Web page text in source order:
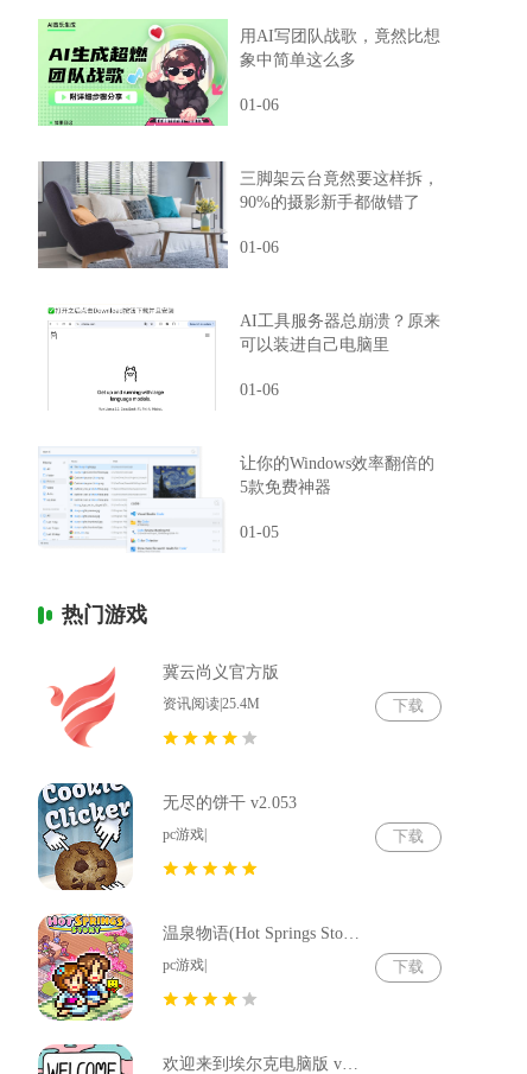
用AI写团队战歌，竟然比想
象中简单这么多
01-06
三脚架云台竟然要这样拆，
90%的摄影新手都做错了
01-06
AI工具服务器总崩溃？原来
可以装进自己电脑里
01-06
让你的Windows效率翻倍的
5款免费神器
01-05
热门游戏
冀云尚义官方版
资讯阅读|25.4M 下载
无尽的饼干 v2.053
pc游戏| 下载
温泉物语(Hot Springs Story) v2.79
pc游戏| 下载
欢迎来到埃尔克电脑版 v1.22.4